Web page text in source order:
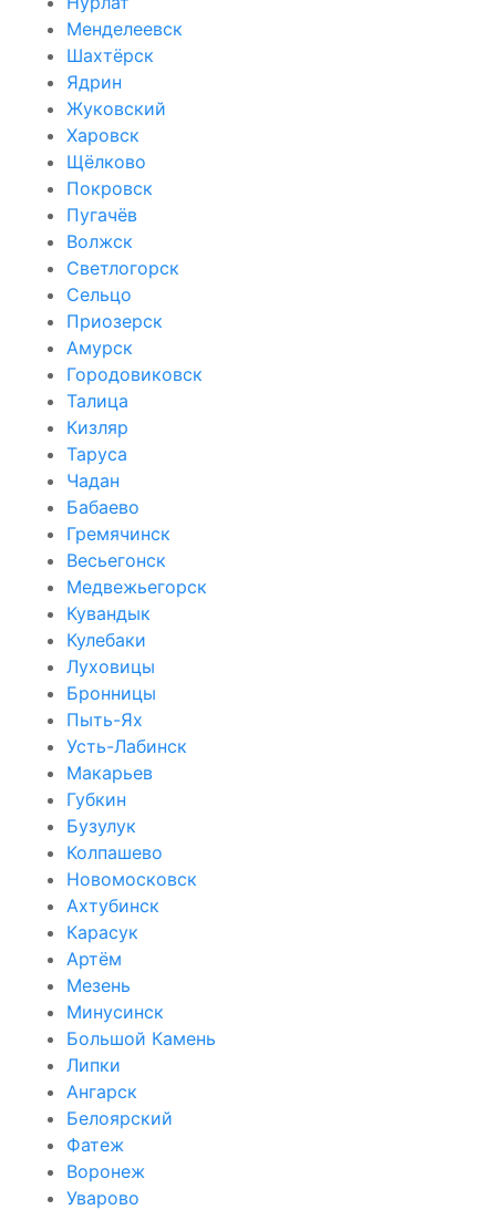
Менделеевск
Шахтёрск
Ядрин
Жуковский
Харовск
Щёлково
Покровск
Пугачёв
Волжск
Светлогорск
Сельцо
Приозерск
Амурск
Городовиковск
Талица
Кизляр
Таруса
Чадан
Бабаево
Гремячинск
Весьегонск
Медвежьегорск
Кувандык
Кулебаки
Луховицы
Бронницы
Пыть-Ях
Усть-Лабинск
Макарьев
Губкин
Бузулук
Колпашево
Новомосковск
Ахтубинск
Карасук
Артём
Мезень
Минусинск
Большой Камень
Липки
Ангарск
Белоярский
Фатеж
Воронеж
Уварово